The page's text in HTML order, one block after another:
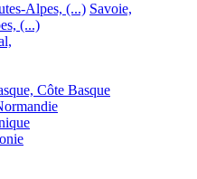
Alpes, (...) Savoie,
(...)
Côte Basque